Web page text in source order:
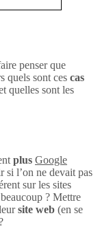
penser que
quels sont ces cas
quelles sont les
plus Google
si l’on ne devait pas
sur les sites
? Mettre
site web (en se